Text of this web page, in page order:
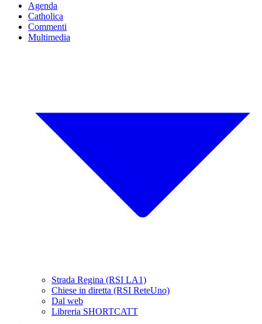
Agenda
Catholica
Commenti
Multimedia
Strada Regina (RSI LA1)
Chiese in diretta (RSI ReteUno)
Dal web
Libreria SHORTCATT